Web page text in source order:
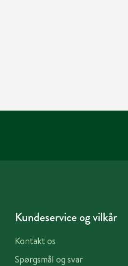
Kundeservice og vilkår
Kontakt os
Spørgsmål og svar